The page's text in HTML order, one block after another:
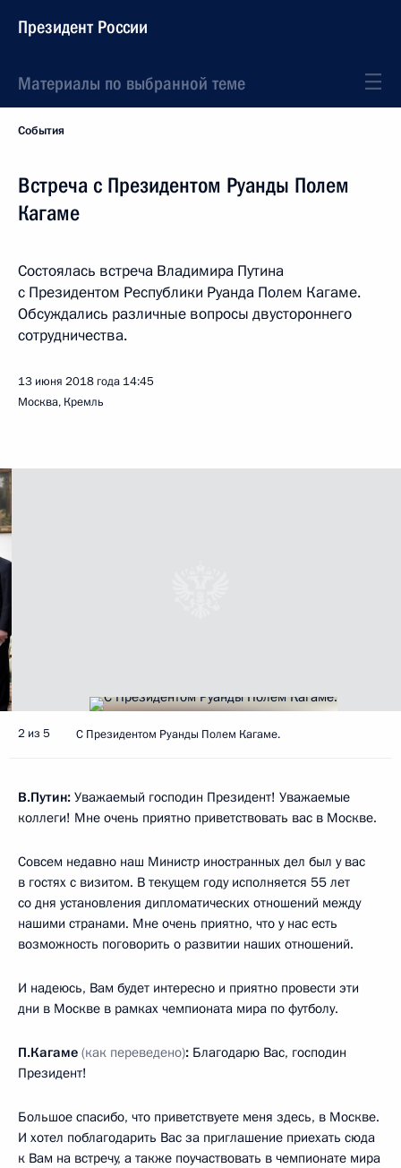
Президент России
Материалы по выбранной теме
События
Встреча с Президентом Руанды Полем
Кагаме
Состоялась встреча Владимира Путина
с Президентом Республики Руанда Полем Кагаме.
Обсуждались различные вопросы двустороннего
сотрудничества.
13 июня 2018 года 14:45
Москва, Кремль
2 из 5 С Президентом Руанды Полем Кагаме.
В.Путин: Уважаемый господин Президент! Уважаемые
коллеги! Мне очень приятно приветствовать вас в Москве.
Совсем недавно наш Министр иностранных дел был у вас
в гостях с визитом. В текущем году исполняется 55 лет
со дня установления дипломатических отношений между
нашими странами. Мне очень приятно, что у нас есть
возможность поговорить о развитии наших отношений.
И надеюсь, Вам будет интересно и приятно провести эти
дни в Москве в рамках чемпионата мира по футболу.
П.Кагаме (как переведено): Благодарю Вас, господин
Президент!
Большое спасибо, что приветствуете меня здесь, в Москве.
И хотел поблагодарить Вас за приглашение приехать сюда
к Вам на встречу, а также поучаствовать в чемпионате мира